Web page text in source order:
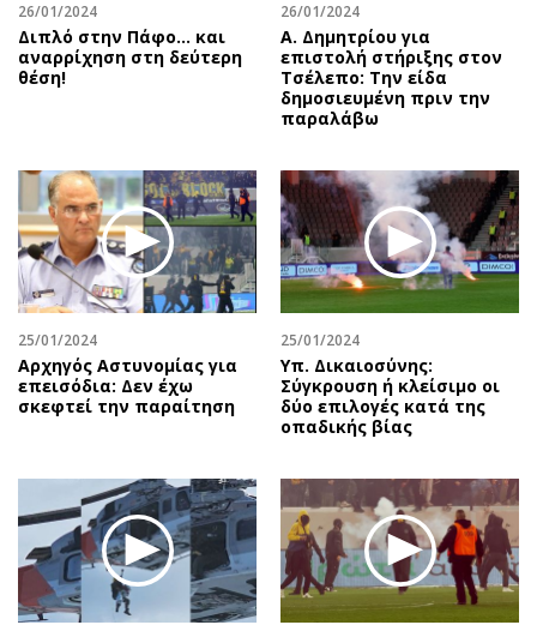
26/01/2024
Διπλό στην Πάφο… και
αναρρίχηση στη δεύτερη
θέση!
26/01/2024
Α. Δημητρίου για
επιστολή στήριξης στον
Τσέλεπο: Την είδα
δημοσιευμένη πριν την
παραλάβω
25/01/2024
Αρχηγός Αστυνομίας για
επεισόδια: Δεν έχω
σκεφτεί την παραίτηση
25/01/2024
Υπ. Δικαιοσύνης:
Σύγκρουση ή κλείσιμο οι
δύο επιλογές κατά της
οπαδικής βίας